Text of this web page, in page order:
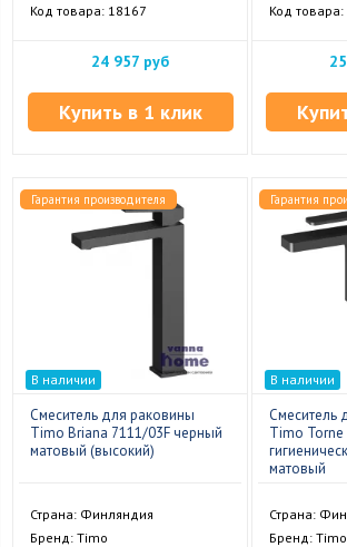
Код товара: 18167
24 957 руб
Купить в 1 клик
Код товара:
Гарантия производителя
В наличии
Смеситель для раковины
Timo Briana 7111/03F черный
матовый (высокий)
Страна: Финляндия
Бренд: Timo
Гарантия
В наличии
Смеситель
Timo Torne
матовый
Страна:
Бренд: Timo